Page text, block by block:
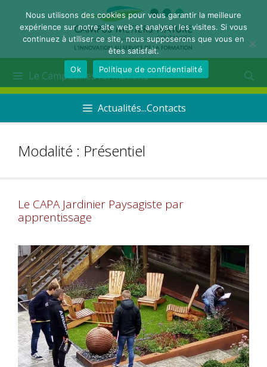
Le Campus...les formations
Actualités...Contacts
Modalité : Présentiel
Le CAPA Jardinier Paysagiste par
apprentissage
Nous utilisons des cookies pour vous garantir la meilleure
expérience sur notre site web et analyser les visites. Si vous
continuez à utiliser ce site, nous supposerons que vous en
êtes satisfait.
Ok
Politique de confidentialité